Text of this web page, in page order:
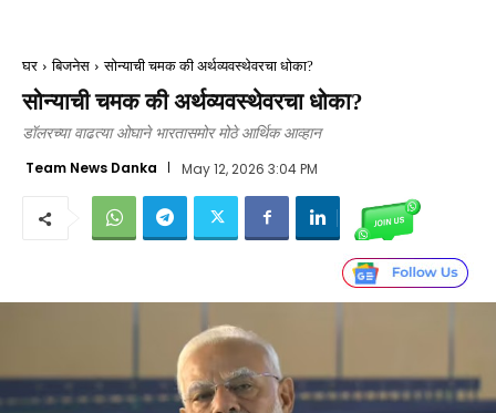
घर बिजनेस सोन्याची चमक की अर्थव्यवस्थेवरचा धोका?
सोन्याची चमक की अर्थव्यवस्थेवरचा धोका?
डॉलरच्या वाढत्या ओघाने भारतासमोर मोठे आर्थिक आव्हान
Team News Danka May 12, 2026 3:04 PM